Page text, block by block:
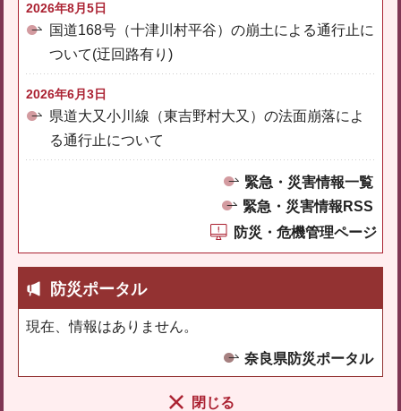
2026年8月5日
国道168号（十津川村平谷）の崩土による通行止に
ついて(迂回路有り)
2026年6月3日
県道大又小川線（東吉野村大又）の法面崩落によ
る通行止について
緊急・災害情報一覧
緊急・災害情報RSS
防災・危機管理ページ
防災ポータル
現在、情報はありません。
奈良県防災ポータル
閉じる